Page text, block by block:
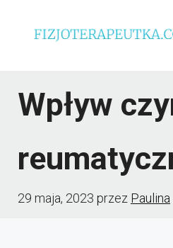
Wpływ
29 maja, 2023 przez Paulina